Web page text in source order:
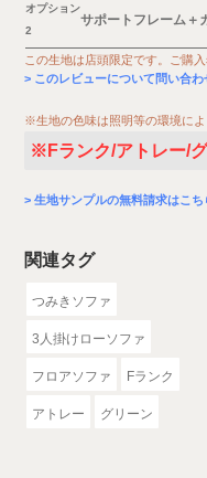
オプション
2
サポートフレーム＋
この生地は店頭限定です。ご購
このレビューについて問い合わ
※生地の色味は照明等の環境によ
※Fランク/アトレー/
生地サンプルの無料請求はこち
関連タグ
つみきソファ
3人掛けローソファ
フロアソファ Fランク
アトレー グリーン